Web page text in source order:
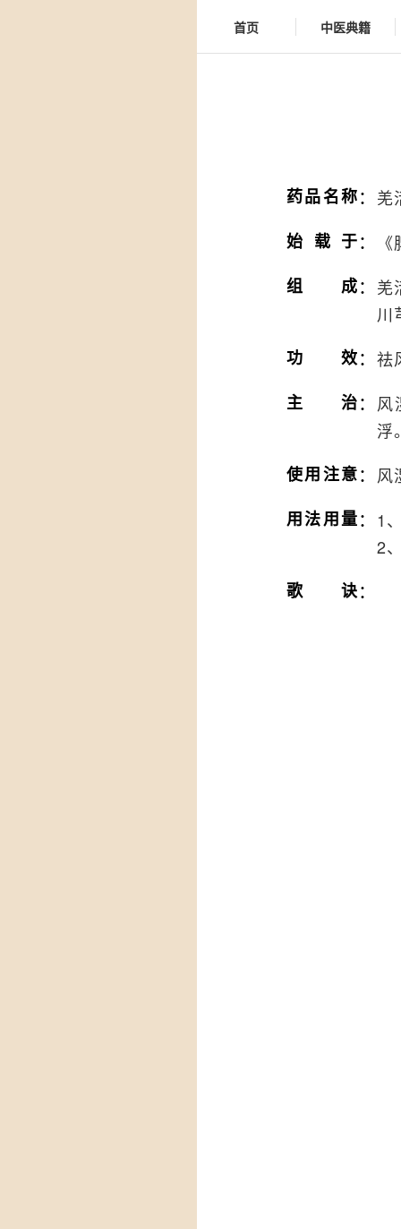
首页 中医典籍
药品名称： 羌
始载于：
组成： 羌
川
功效： 祛
主治： 风
浮
使用注意： 风
用法用量： 1
2
歌诀：